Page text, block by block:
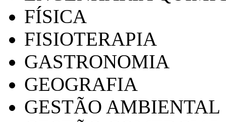
FÍSICA
FISIOTERAPIA
GASTRONOMIA
GEOGRAFIA
GESTÃO AMBIENTAL